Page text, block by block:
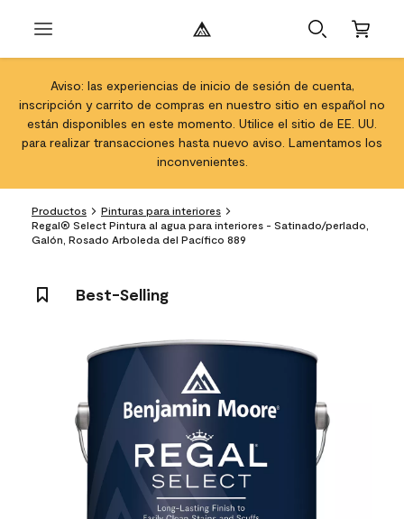
Aviso: las experiencias de inicio de sesión de cuenta,
inscripción y carrito de compras en nuestro sitio en español no
están disponibles en este momento. Utilice el sitio de EE. UU.
para realizar transacciones hasta nuevo aviso. Lamentamos los
inconvenientes.
Productos
Pinturas para interiores
Regal® Select Pintura al agua para interiores - Satinado/perlado,
Galón, Rosado Arboleda del Pacífico 889
Best-Selling